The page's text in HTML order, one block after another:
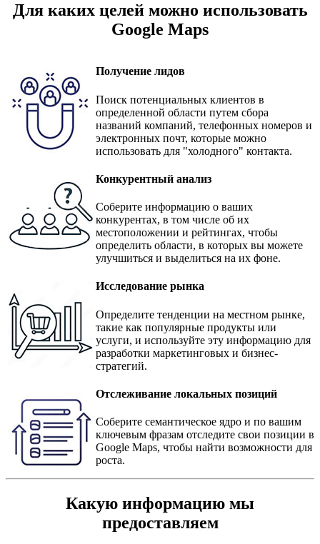
Для каких целей можно использовать
Google Maps
Получение лидов
Поиск потенциальных клиентов в
определенной области путем сбора
названий компаний, телефонных номеров и
электронных почт, которые можно
использовать для "холодного" контакта.
Конкурентный анализ
Соберите информацию о ваших
конкурентах, в том числе об их
местоположении и рейтингах, чтобы
определить области, в которых вы можете
улучшиться и выделиться на их фоне.
Исследование рынка
Определите тенденции на местном рынке,
такие как популярные продукты или
услуги, и используйте эту информацию для
разработки маркетинговых и бизнес-
стратегий.
Отслеживание локальных позиций
Соберите семантическое ядро и по вашим
ключевым фразам отследите свои позиции в
Google Maps, чтобы найти возможности для
роста.
Какую информацию мы
предоставляем